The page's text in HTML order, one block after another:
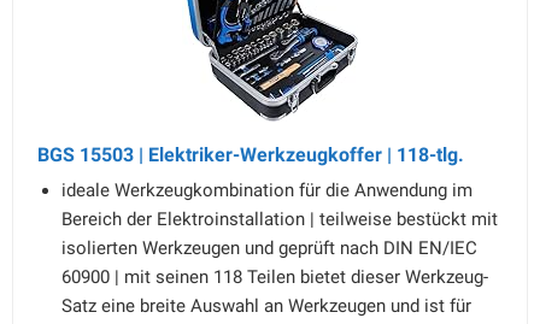
BGS 15503 | Elektriker-Werkzeugkoffer | 118-tlg.
ideale Werkzeugkombination für die Anwendung im
Bereich der Elektroinstallation | teilweise bestückt mit
isolierten Werkzeugen und geprüft nach DIN EN/IEC
60900 | mit seinen 118 Teilen bietet dieser Werkzeug-
Satz eine breite Auswahl an Werkzeugen und ist für